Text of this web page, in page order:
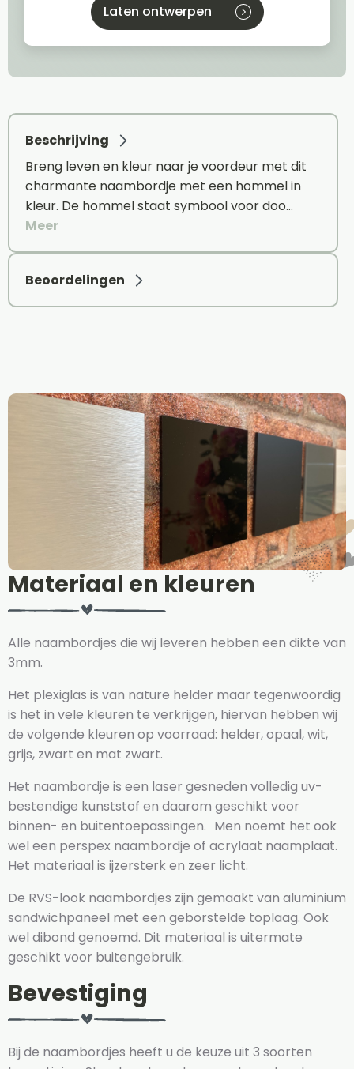
Laten ontwerpen
Beschrijving
Breng leven en kleur naar je voordeur met dit
charmante naambordje met een hommel in
kleur. De hommel staat symbool voor doo…
Meer
Beoordelingen
Materiaal en kleuren
Alle naambordjes die wij leveren hebben een dikte van
3mm.
Het plexiglas is van nature helder maar tegenwoordig
is het in vele kleuren te verkrijgen, hiervan hebben wij
de volgende kleuren op voorraad: helder, opaal, wit,
grijs, zwart en mat zwart.
Het naambordje is een laser gesneden volledig uv-
bestendige kunststof en daarom geschikt voor
binnen- en buitentoepassingen. Men noemt het ook
wel een perspex naambordje of acrylaat naamplaat.
Het materiaal is ijzersterk en zeer licht.
De RVS-look naambordjes zijn gemaakt van aluminium
sandwichpaneel met een geborstelde toplaag. Ook
wel dibond genoemd. Dit materiaal is uitermate
geschikt voor buitengebruik.
Bevestiging
Bij de naambordjes heeft u de keuze uit 3 soorten